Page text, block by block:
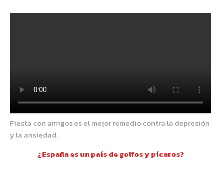
Fiesta con amigos es el mejor remedio contra la depresión
y la ansiedad.
¿España es un país de golfos y pícaros?